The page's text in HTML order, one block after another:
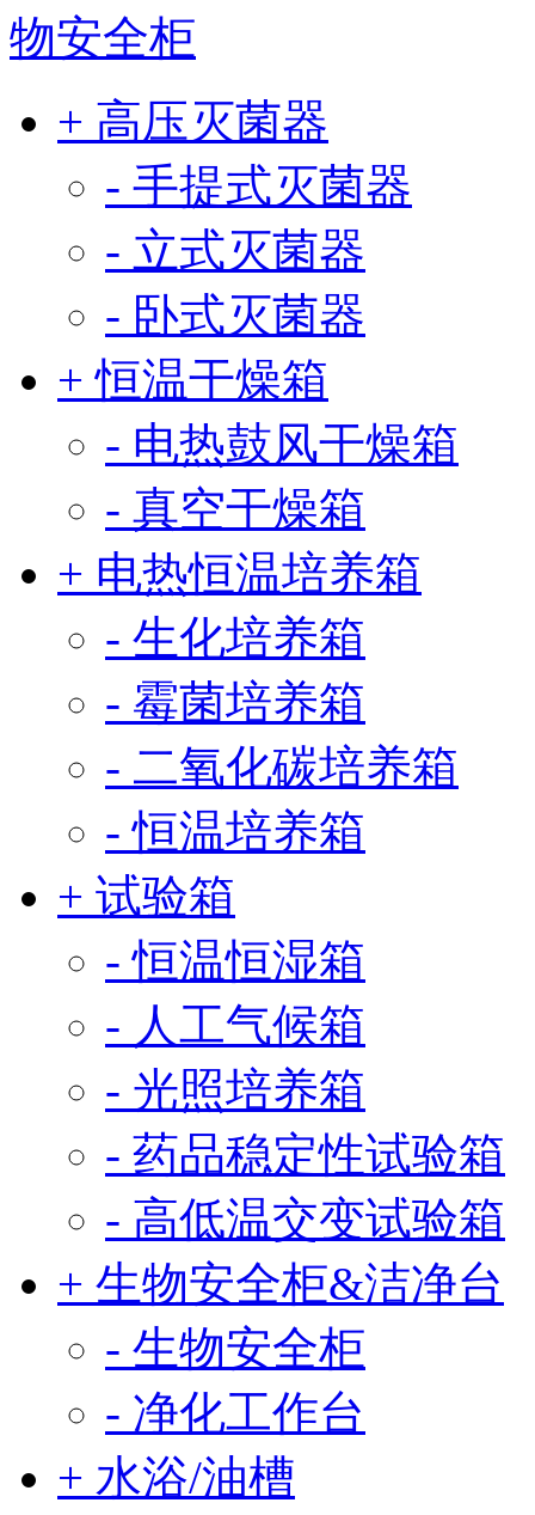
物安全柜
+ 高压灭菌器
- 手提式灭菌器
- 立式灭菌器
- 卧式灭菌器
+ 恒温干燥箱
- 电热鼓风干燥箱
- 真空干燥箱
+ 电热恒温培养箱
- 生化培养箱
- 霉菌培养箱
- 二氧化碳培养箱
- 恒温培养箱
+ 试验箱
- 恒温恒湿箱
- 人工气候箱
- 光照培养箱
- 药品稳定性试验箱
- 高低温交变试验箱
+ 生物安全柜&洁净台
- 生物安全柜
- 净化工作台
+ 水浴/油槽